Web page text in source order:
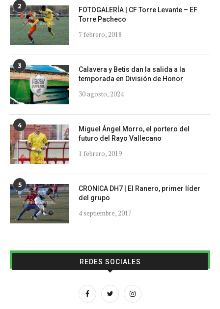
2
FOTOGALERÍA | CF Torre Levante – EF
Torre Pacheco
7 febrero, 2018
3
Calavera y Betis dan la salida a la
temporada en División de Honor
30 agosto, 2024
4
Miguel Ángel Morro, el portero del
futuro del Rayo Vallecano
1 febrero, 2019
5
CRONICA DH7 | El Ranero, primer líder
del grupo
4 septiembre, 2017
REDES SOCIALES